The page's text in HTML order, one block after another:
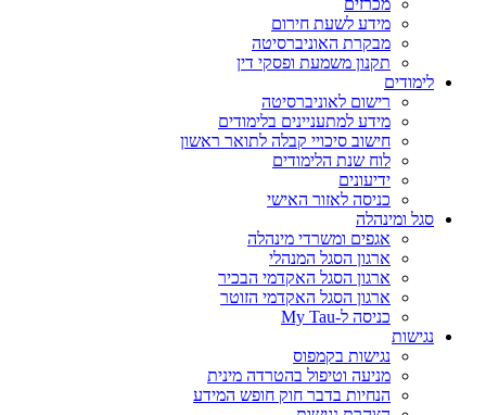
מידע לשעת חירום
מבקרת האוניברסיטה
תקנון משמעת ופסקי דין
לימודים
רישום לאוניברסיטה
מידע למתעניינים בלימודים
חישוב סיכויי קבלה לתואר ראשון
לוח שנת הלימודים
ידיעונים
כניסה לאזור האישי
סגל ומינהלה
אגפים ומשרדי מינהלה
ארגון הסגל המנהלי
ארגון הסגל האקדמי הבכיר
ארגון הסגל האקדמי הזוטר
כניסה ל-My Tau
נגישות
נגישות בקמפוס
מניעה וטיפול בהטרדה מינית
הנחיות בדבר חוק חופש המידע